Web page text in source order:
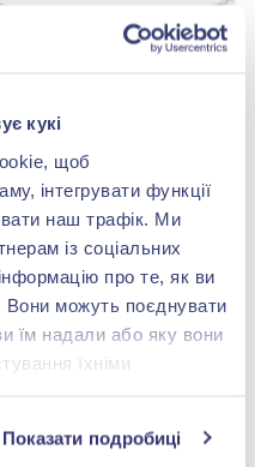
кукі
щоб
інтегрувати функції
наш трафік. Ми
із соціальних
про те, як ви
можуть поєднувати
їм надали або яку вони
їхніми
Показати подробиці
Срiбне кольє
Немає в наявності